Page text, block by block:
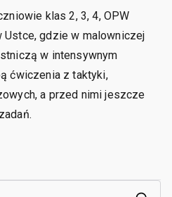
klas 2, 3, 4, OPW
Ustce, gdzie w malowniczej
w intensywnym
ćwiczenia z taktyki,
a przed nimi jeszcze